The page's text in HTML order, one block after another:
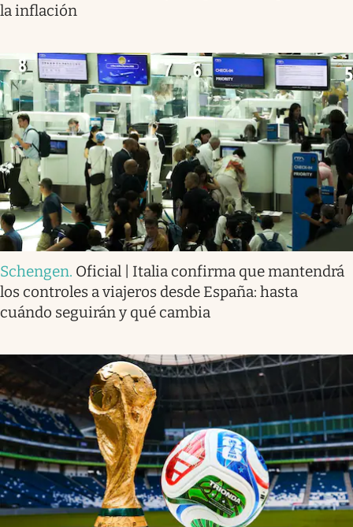
la inflación
Schengen. Oficial | Italia confirma que mantendrá
los controles a viajeros desde España: hasta
cuándo seguirán y qué cambia